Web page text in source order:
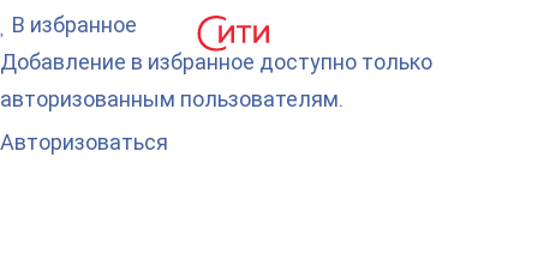
В избранное
Добавление в избранное доступно только
авторизованным пользователям.
Авторизоваться